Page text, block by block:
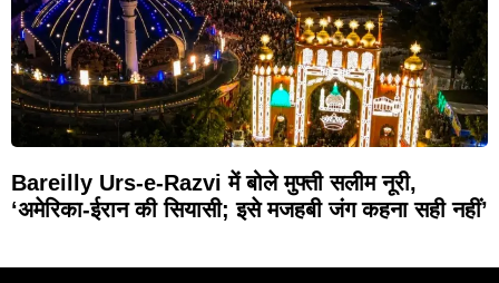
Bareilly Urs-e-Razvi में बोले मुफ्ती सलीम नूरी,
‘अमेरिका-ईरान की सियासी; इसे मजहबी जंग कहना सही नहीं’